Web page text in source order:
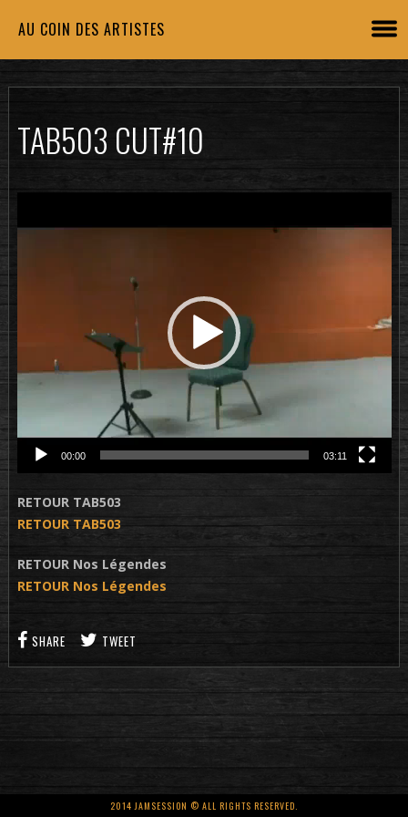
AU COIN DES ARTISTES
TAB503 CUT#10
vidéo
00:00 03:11
RETOUR TAB503
RETOUR TAB503
RETOUR Nos Légendes
RETOUR Nos Légendes
SHARE TWEET
2014 JAMSESSION © ALL RIGHTS RESERVED.